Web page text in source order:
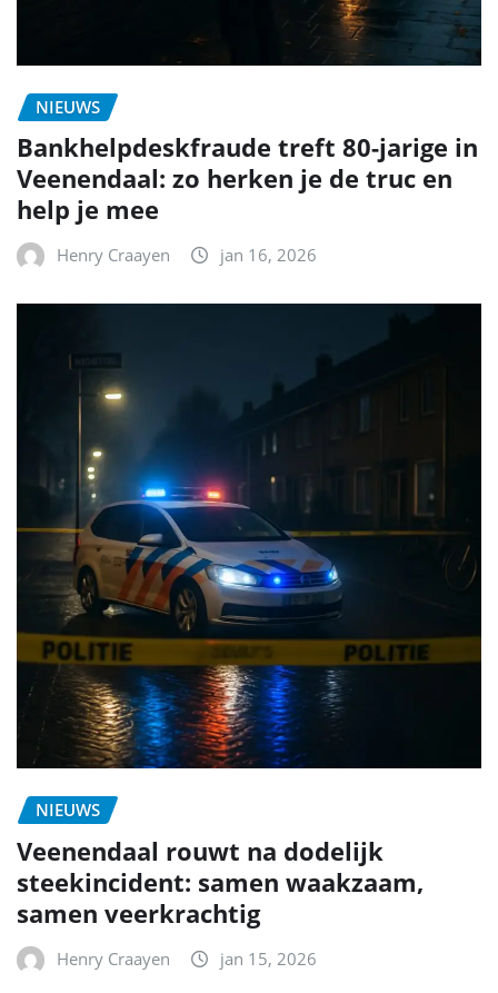
NIEUWS
Bankhelpdeskfraude treft 80-jarige in
Veenendaal: zo herken je de truc en
help je mee
Henry Craayen jan 16, 2026
NIEUWS
Veenendaal rouwt na dodelijk
steekincident: samen waakzaam,
samen veerkrachtig
Henry Craayen jan 15, 2026